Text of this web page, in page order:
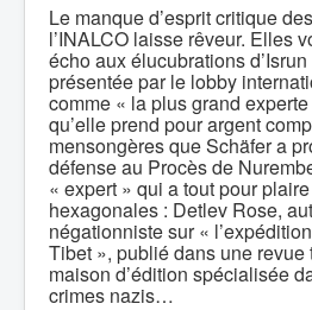
Le manque d’esprit critique
l’INALCO laisse rêveur. Elles
écho aux élucubrations
présentée par le lobby
comme « la plus grand
qu’elle prend pour argent
mensongères que Schäfer a
défense au Procès de
« expert » qui a tout pour
hexagonales : Detlev Rose,
négationniste sur «
Tibet », publié dans une revue
maison d’édition spécialisée
crimes nazis…